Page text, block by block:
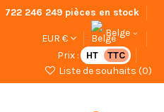
722 246 249 pièces en stock
EUR €
Belge
Prix :
HT
TTC
Liste de souhaits (0)